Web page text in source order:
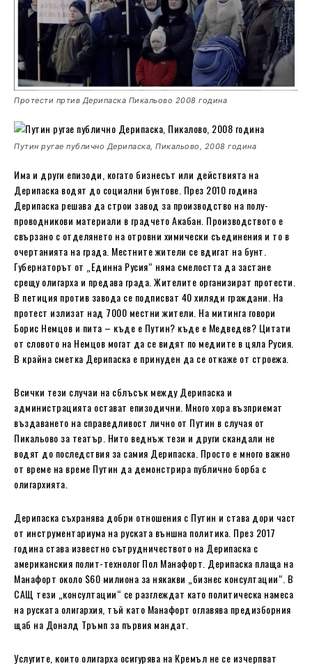
Протести пртив Дерипаска Пикальово 2008 година
Путин ругае публично Дерипаска, Пикальово, 2008 година
Има и други епизоди, когато бизнесът или действията на
Дерипаска водят до социални бунтове. През 2010 година
Дерипаска решава да строи завод за производство на полу-
проводникови материали в градчето Акабан. Производството е
свързано с отделянето на отровни химически съединения и то в
очертанията на града. Местните жители се вдигат на бунт.
Губернаторът от „Единна Русия“ няма смелостта да застане
срещу олигарха и предава града. Жителите организират протести.
В петиция против завода се подписват 40 хиляди граждани. На
протест излизат над 7000 местни жители. На митинга говори
Борис Немцов и пита – къде е Путин? къде е Медведев? Цитати
от словото на Немцов могат да се видят по медиите в цяла Русия.
В крайна сметка Дерипаска е принуден да се откаже от строежа.
Всички тези случаи на сблъсък между Дерипаска и
администрацията остават епизодични. Много хора възприемат
въздаването на справедливост лично от Путин в случая от
Пикальово за театър. Нито веднъж тези и други скандали не
водят до последствия за самия Дерипаска. Просто е много важно
от време на време Путин да демонстрира публично борба с
олигархията.
Дерипаска съхранява добри отношения с Путин и става дори част
от инструментариума на руската външна политика. През 2017
година става известно сътрудничеството на Дерипаска с
американския полит-технолог Пол Манафорт. Дерипаска плаща на
Манафорт около $60 милиона за някакви „бизнес консултации“. В
САЩ тези „консултации“ се разглеждат като политическа намеса
на руската олигархия, тъй като Манафорт оглавява предизборния
щаб на Доналд Тръмп за първия мандат.
Услугите, които олигарха осигурява на Кремъл не се изчерпват